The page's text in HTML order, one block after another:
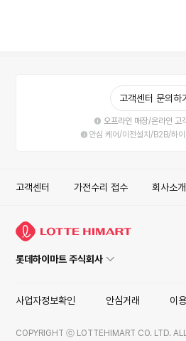
고객센터 문의하
오프라인 매장/온라인 고
안심 케어/이전설치/B2B/하
고객센터 가전수리 접수 회사소개
롯데하이마트 주식회사
사업자정보확인 안심거래 이
COPYRIGHT ⓒ LOTTEHIMART CO. LTD.